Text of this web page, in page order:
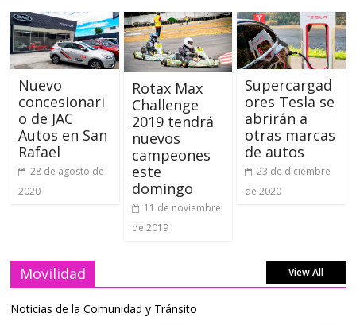
Nuevo
concesionari
o de JAC
Autos en San
Rafael
28 de agosto de
2020
Rotax Max
Challenge
2019 tendrá
nuevos
campeones
este
domingo
11 de noviembre
de 2019
Supercargad
ores Tesla se
abrirán a
otras marcas
de autos
23 de diciembre
de 2020
Movilidad View All
Noticias de la Comunidad y Tránsito